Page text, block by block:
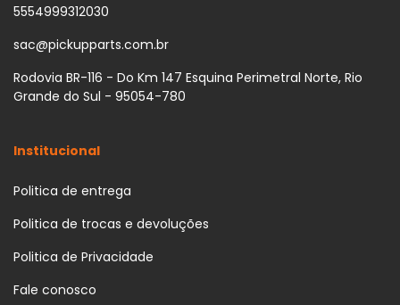
5554999312030
sac@pickupparts.com.br
Rodovia BR-116 - Do Km 147 Esquina Perimetral Norte, Rio
Grande do Sul - 95054-780
Institucional
Politica de entrega
Politica de trocas e devoluções
Politica de Privacidade
Fale conosco